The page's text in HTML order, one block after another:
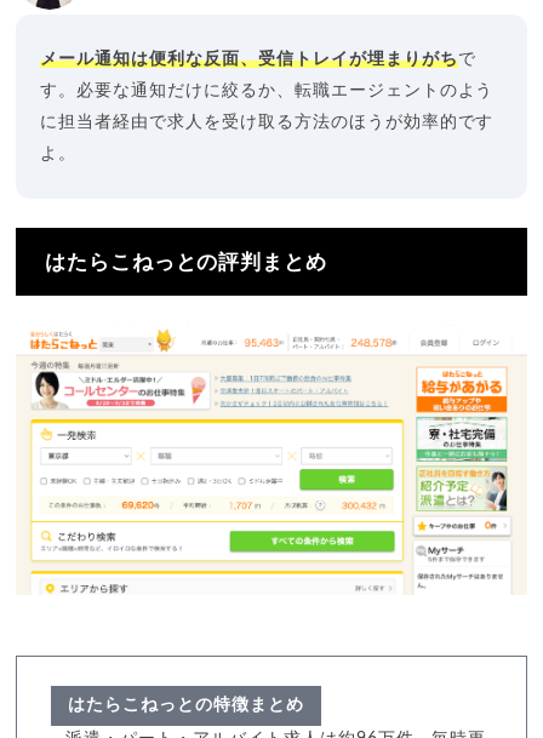
メール通知は便利な反面、受信トレイが埋まりがちで
す。必要な通知だけに絞るか、転職エージェントのよう
に担当者経由で求人を受け取る方法のほうが効率的です
よ。
はたらこねっとの評判まとめ
はたらこねっとの特徴まとめ